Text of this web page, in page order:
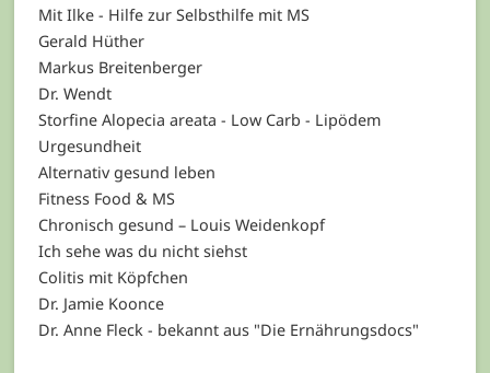
Mit Ilke - Hilfe zur Selbsthilfe mit MS
Gerald Hüther
Markus Breitenberger
Dr. Wendt
Storfine Alopecia areata - Low Carb - Lipödem
Urgesundheit
Alternativ gesund leben
Fitness Food & MS
Chronisch gesund – Louis Weidenkopf
Ich sehe was du nicht siehst
Colitis mit Köpfchen
Dr. Jamie Koonce
Dr. Anne Fleck - bekannt aus "Die Ernährungsdocs"